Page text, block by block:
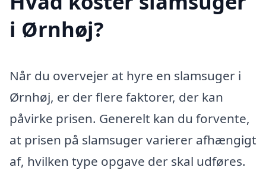
i Ørnhøj?
Når du overvejer at hyre en slamsuger i
Ørnhøj, er der flere faktorer, der kan
påvirke prisen. Generelt kan du forvente,
at prisen på slamsuger varierer afhængigt
af, hvilken type opgave der skal udføres.